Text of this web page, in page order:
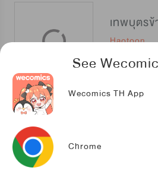
See
Wecomics TH App
Chrome
เทพบุตร
Haotoon
เหมาหม